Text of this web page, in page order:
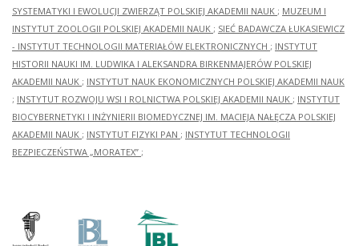
SYSTEMATYKI I EWOLUCJI ZWIERZĄT POLSKIEJ AKADEMII NAUK ; MUZEUM I
INSTYTUT ZOOLOGII POLSKIEJ AKADEMII NAUK ; SIEĆ BADAWCZA ŁUKASIEWICZ
- INSTYTUT TECHNOLOGII MATERIAŁÓW ELEKTRONICZNYCH ; INSTYTUT
HISTORII NAUKI IM. LUDWIKA I ALEKSANDRA BIRKENMAJERÓW POLSKIEJ
AKADEMII NAUK ; INSTYTUT NAUK EKONOMICZNYCH POLSKIEJ AKADEMII NAUK
; INSTYTUT ROZWOJU WSI I ROLNICTWA POLSKIEJ AKADEMII NAUK ; INSTYTUT
BIOCYBERNETYKI I INŻYNIERII BIOMEDYCZNEJ IM. MACIEJA NAŁĘCZA POLSKIEJ
AKADEMII NAUK ; INSTYTUT FIZYKI PAN ; INSTYTUT TECHNOLOGII
BEZPIECZEŃSTWA „MORATEX” ;